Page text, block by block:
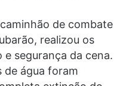
de combate
realizou os
segurança da cena.
de água foram